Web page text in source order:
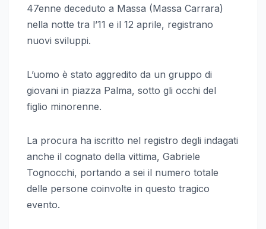
47enne deceduto a Massa (Massa Carrara)
nella notte tra l’11 e il 12 aprile, registrano
nuovi sviluppi.
L’uomo è stato aggredito da un gruppo di
giovani in piazza Palma, sotto gli occhi del
figlio minorenne.
La procura ha iscritto nel registro degli indagati
anche il cognato della vittima, Gabriele
Tognocchi, portando a sei il numero totale
delle persone coinvolte in questo tragico
evento.